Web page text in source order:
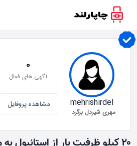
mehrishirdel
مهری شیردل برگرد
0
آگهی های فعال
مشاهده پروفایل